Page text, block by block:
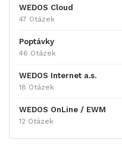
WEDOS Cloud
47 Otázek
Poptávky
46 Otázek
WEDOS Internet a.s.
18 Otázek
WEDOS OnLine / EWM
12 Otázek